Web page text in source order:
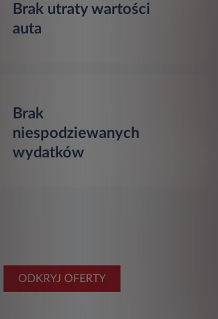
Brak utraty wartości
auta
Brak
niespodziewanych
wydatków
ODKRYJ OFERTY